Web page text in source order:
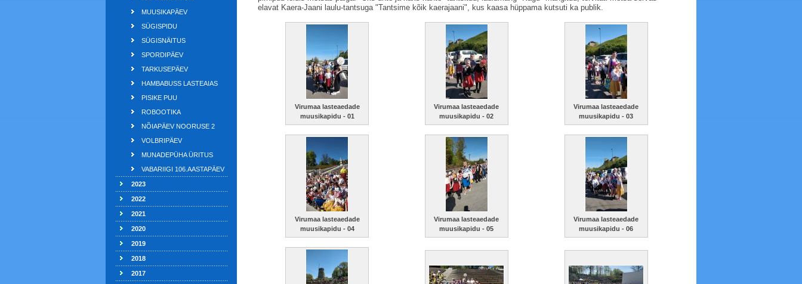
MUUSIKAPÄEV
SÜGISPIDU
SÜGISNÄITUS
SPORDIPÄEV
TARKUSEPÄEV
HAMBABUSS LASTEAIAS
PISIKE PUU
ROBOOTIKA
NÕIAPÄEV NOORUSE 2
VOLBRIPÄEV
MUNADEPÜHA ÜRITUS
VABARIIGI 106.AASTAPÄEV
2023
2022
2021
2020
2019
2018
2017
elavat Kaera-Jaani laulu-tantsuga "Tantsime kõik kaerajaani", kus kaasa hüppama kutsuti ka publik.
Virumaa lasteaedade
muusikapidu - 01
Virumaa lasteaedade
muusikapidu - 02
Virumaa lasteaedade
muusikapidu - 03
Virumaa lasteaedade
muusikapidu - 04
Virumaa lasteaedade
muusikapidu - 05
Virumaa lasteaedade
muusikapidu - 06